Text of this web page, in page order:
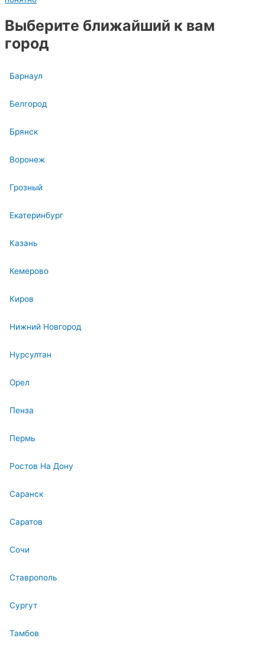
Выберите ближайший к вам
город
Барнаул
Белгород
Брянск
Воронеж
Грозный
Екатеринбург
Казань
Кемерово
Киров
Нижний Новгород
Нурсултан
Орел
Пенза
Пермь
Ростов На Дону
Саранск
Саратов
Сочи
Ставрополь
Сургут
Тамбов